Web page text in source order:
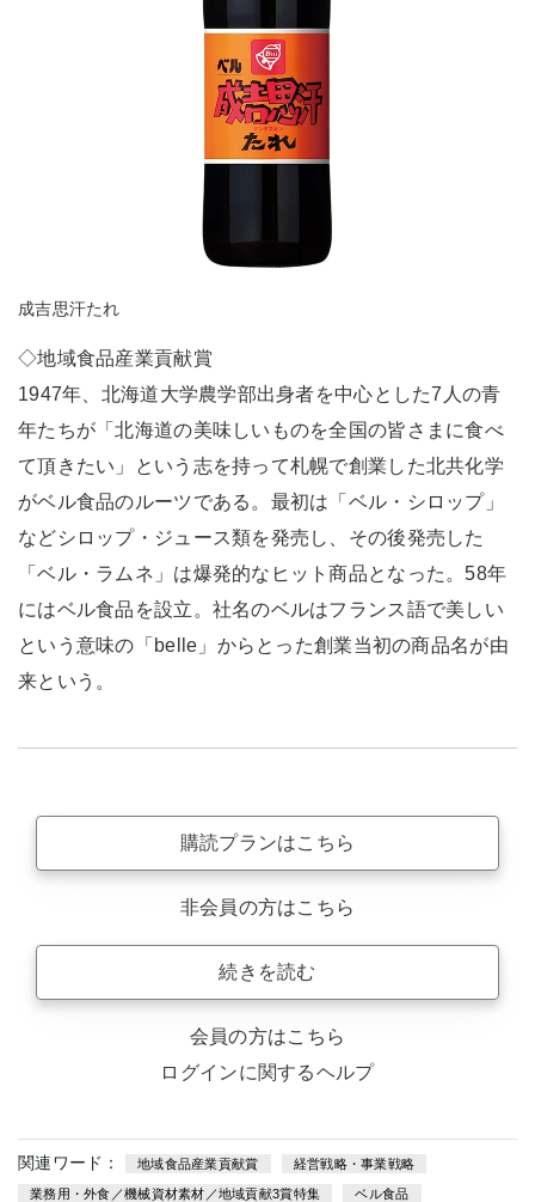
成吉思汗たれ
◇地域食品産業貢献賞
1947年、北海道大学農学部出身者を中心とした7人の青
年たちが「北海道の美味しいものを全国の皆さまに食べ
て頂きたい」という志を持って札幌で創業した北共化学
がベル食品のルーツである。最初は「ベル・シロップ」
などシロップ・ジュース類を発売し、その後発売した
「ベル・ラムネ」は爆発的なヒット商品となった。58年
にはベル食品を設立。社名のベルはフランス語で美しい
という意味の「belle」からとった創業当初の商品名が由
来という。
購読プランはこちら
非会員の方はこちら
続きを読む
会員の方はこちら
ログインに関するヘルプ
関連ワード： 地域食品産業貢献賞 経営戦略・事業戦略
業務用・外食／機械資材素材／地域貢献3賞特集 ベル食品